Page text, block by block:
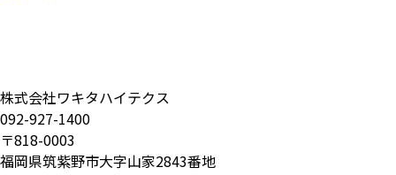
株式会社ワキタハイテクス
092-927-1400
〒818-0003
福岡県筑紫野市大字山家2843番地